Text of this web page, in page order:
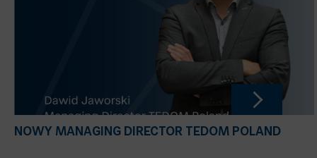
NOWY MANAGING DIRECTOR TEDOM POLAND